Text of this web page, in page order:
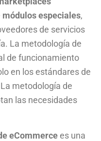
módulos especiales,
de servicios
La metodología de
de funcionamiento
en los estándares de
metodología de
las necesidades
eCommerce es una